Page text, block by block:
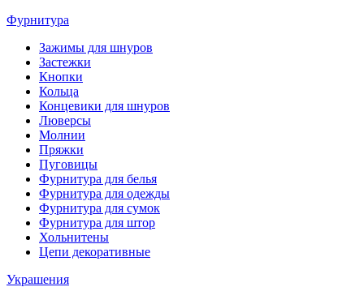
Фурнитура
Зажимы для шнуров
Застежки
Кнопки
Кольца
Концевики для шнуров
Люверсы
Молнии
Пряжки
Пуговицы
Фурнитура для белья
Фурнитура для одежды
Фурнитура для сумок
Фурнитура для штор
Хольнитены
Цепи декоративные
Украшения